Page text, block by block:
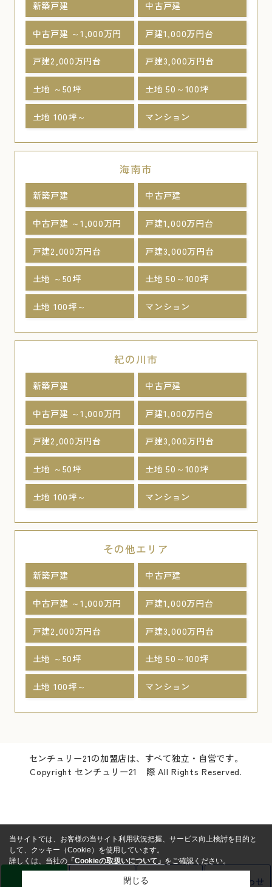
新築戸建 中古戸建
中古戸建 ～1,000万円 戸建1,000万円台
戸建2,000万円台 戸建3,000万円台
土地 ～50坪 土地 50～100坪
土地 100坪～ マンション
海南市
新築戸建 中古戸建
中古戸建 ～1,000万円 戸建1,000万円台
戸建2,000万円台 戸建3,000万円台
土地 ～50坪 土地 50～100坪
土地 100坪～ マンション
紀の川市
新築戸建 中古戸建
中古戸建 ～1,000万円 戸建1,000万円台
戸建2,000万円台 戸建3,000万円台
土地 ～50坪 土地 50～100坪
土地 100坪～ マンション
その他エリア
新築戸建 中古戸建
中古戸建 ～1,000万円 戸建1,000万円台
戸建2,000万円台 戸建3,000万円台
土地 ～50坪 土地 50～100坪
土地 100坪～ マンション
センチュリー21の加盟店は、すべて独立・自営です。
Copyright センチュリー21 際 All Rights Reserved.
お問い合わせ
当サイトでは、お客様の当サイト利用状況把握、サービス向上検討を目的と
して、クッキー（Cookie）を使用しています。
詳しくは、当社の 「Cookieの取扱いについて」 をご確認ください。
閉じる